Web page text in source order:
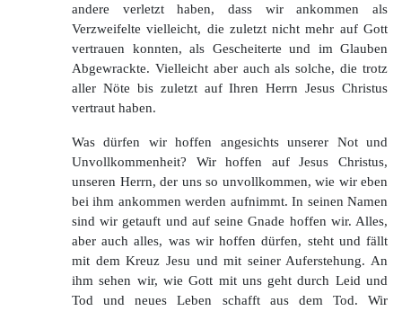
andere verletzt haben, dass wir ankommen als
Verzweifelte vielleicht, die zuletzt nicht mehr auf Gott
vertrauen konnten, als Gescheiterte und im Glauben
Abgewrackte. Vielleicht aber auch als solche, die trotz
aller Nöte bis zuletzt auf Ihren Herrn Jesus Christus
vertraut haben.
Was dürfen wir hoffen angesichts unserer Not und
Unvollkommenheit? Wir hoffen auf Jesus Christus,
unseren Herrn, der uns so unvollkommen, wie wir eben
bei ihm ankommen werden aufnimmt. In seinen Namen
sind wir getauft und auf seine Gnade hoffen wir. Alles,
aber auch alles, was wir hoffen dürfen, steht und fällt
mit dem Kreuz Jesu und mit seiner Auferstehung. An
ihm sehen wir, wie Gott mit uns geht durch Leid und
Tod und neues Leben schafft aus dem Tod. Wir